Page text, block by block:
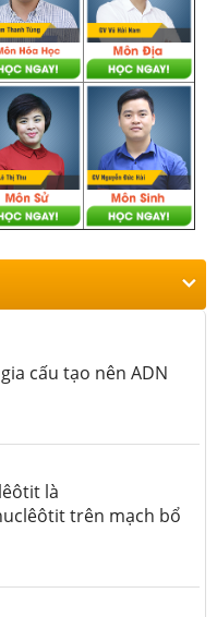
cấu tạo nên ADN
là
nuclêôtit trên mạch bổ